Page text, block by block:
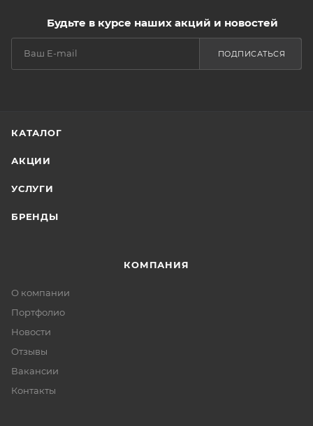
Будьте в курсе наших акций и новостей
ПОДПИСАТЬСЯ
КАТАЛОГ
АКЦИИ
УСЛУГИ
БРЕНДЫ
КОМПАНИЯ
О компании
Портфолио
Новости
Отзывы
Вакансии
Контакты